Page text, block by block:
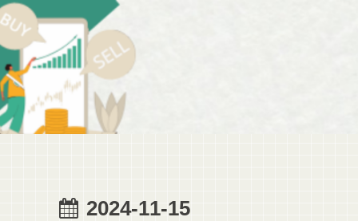
2024-11-15